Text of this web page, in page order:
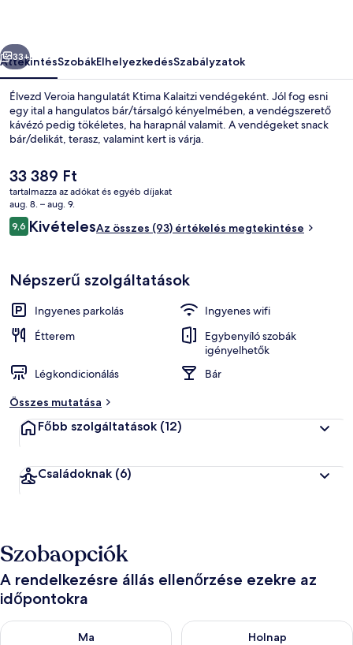
Lobby lounge
Következő
33+
ÁttekintésSzobákElhelyezkedésSzabályzatok
Élvezd Veroia hangulatát Ktima Kalaitzi vendégeként. Jól fog esni
egy ital a hangulatos bár/társalgó kényelmében, a vendégszerető
kávézó pedig tökéletes, ha harapnál valamit. A vendégeket snack
bár/delikát, terasz, valamint kert is várja.
A
jelenlegi
ár
33 389 Ft
33 389 Ft
tartalmazza az adókat és egyéb díjakat
aug. 8. – aug. 9.
Értékelések
9,69,6 ennyiből: 10
KivételesAz összes (93) értékelés megtekintése
Népszerű szolgáltatások
Ingyenes parkolás
Ingyenes wifi
Étterem
Egybenyíló szobák
igényelhetők
Légkondicionálás
Bár
Összes mutatása
Főbb szolgáltatások (12)
Családoknak (6)
Szobaopciók
A rendelkezésre állás ellenőrzése ezekre az
időpontokra
Ma
A ma esti rendelkezésre állás ellenőrzése: aug. 7 - aug. 8
Holnap
A holnapi rendelkezésre állás